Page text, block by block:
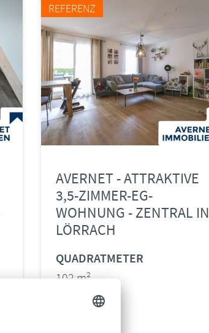
REFERENZ
AVERNET - ATTRAKTIVE
3,5-ZIMMER-EG-
WOHNUNG - ZENTRAL IN
LÖRRACH
QUADRATMETER
102 m²
ZIMMER